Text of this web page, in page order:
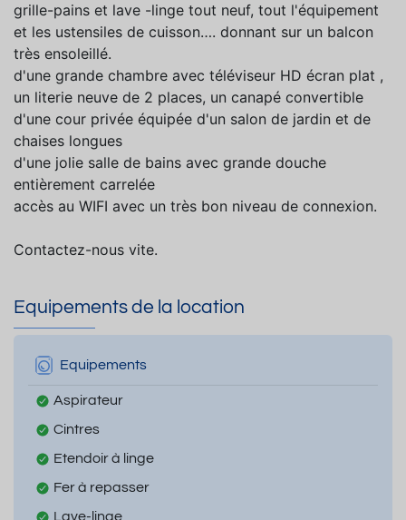
grille-pains et lave -linge tout neuf, tout l'équipement
et les ustensiles de cuisson…. donnant sur un balcon
très ensoleillé.
d'une grande chambre avec téléviseur HD écran plat ,
un literie neuve de 2 places, un canapé convertible
d'une cour privée équipée d'un salon de jardin et de
chaises longues
d'une jolie salle de bains avec grande douche
entièrement carrelée
accès au WIFI avec un très bon niveau de connexion.
Contactez-nous vite.
Equipements de la location
Equipements
Aspirateur
Cintres
Etendoir à linge
Fer à repasser
Lave-linge